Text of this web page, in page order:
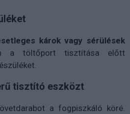
károk vagy sérülések
a töltőport tisztítása előtt
tisztító eszközt
a fogpiszkáló köré.